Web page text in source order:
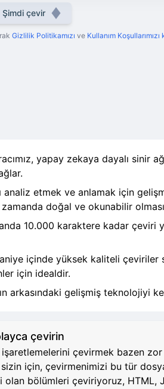
Şimdi çevir
Gizlilik Politikamızı ve Kullanım
yapay zekaya dayalı sinir
analiz etmek ve anlamak için
doğal ve okunabilir
10.000 karaktere kadar çeviri
içinde yüksek kaliteli çeviriler
için idealdir.
arkasındaki gelişmiş teknolojiyi
çevirin
çevirmek bazen
için, çevirmenimizi bu tür
bölümleri çeviriyoruz, HTML,